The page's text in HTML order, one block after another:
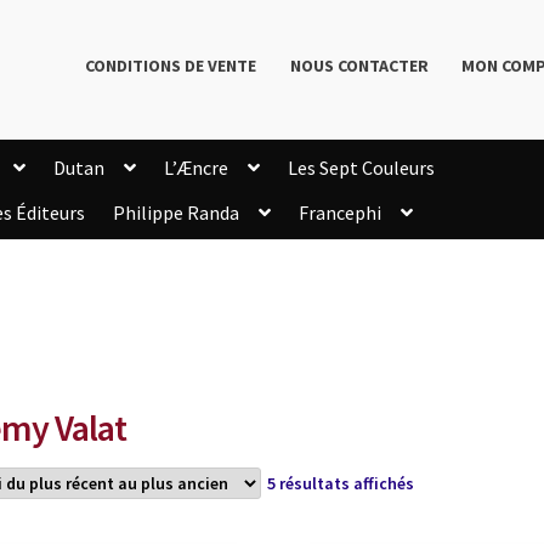
CONDITIONS DE VENTE NOUS CONTACTER MON
Dutan L’Æncre
Les Sept Couleurs
Éditeurs Philippe Randa
Francephi
Valat
5 résultats affichésTrié